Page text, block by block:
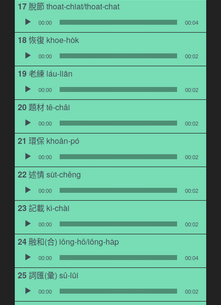
脫節 thoat-chiat/thoat-chat
音訊播放器
00:00 00:04
恢復 khoe-ho̍k
音訊播放器
00:00 00:02
老練 láu-liān
音訊播放器
00:00 00:02
題材 tê-châi
音訊播放器
00:00 00:02
環保 khoân-pó
音訊播放器
00:00 00:02
述情 su̍t-chêng
音訊播放器
00:00 00:02
記載 kì-chài
音訊播放器
00:00 00:02
融和(合) iông-hô/iông-ha̍p
音訊播放器
00:00 00:04
詞匯(彙) sû-lūi
音訊播放器
00:00 00:02